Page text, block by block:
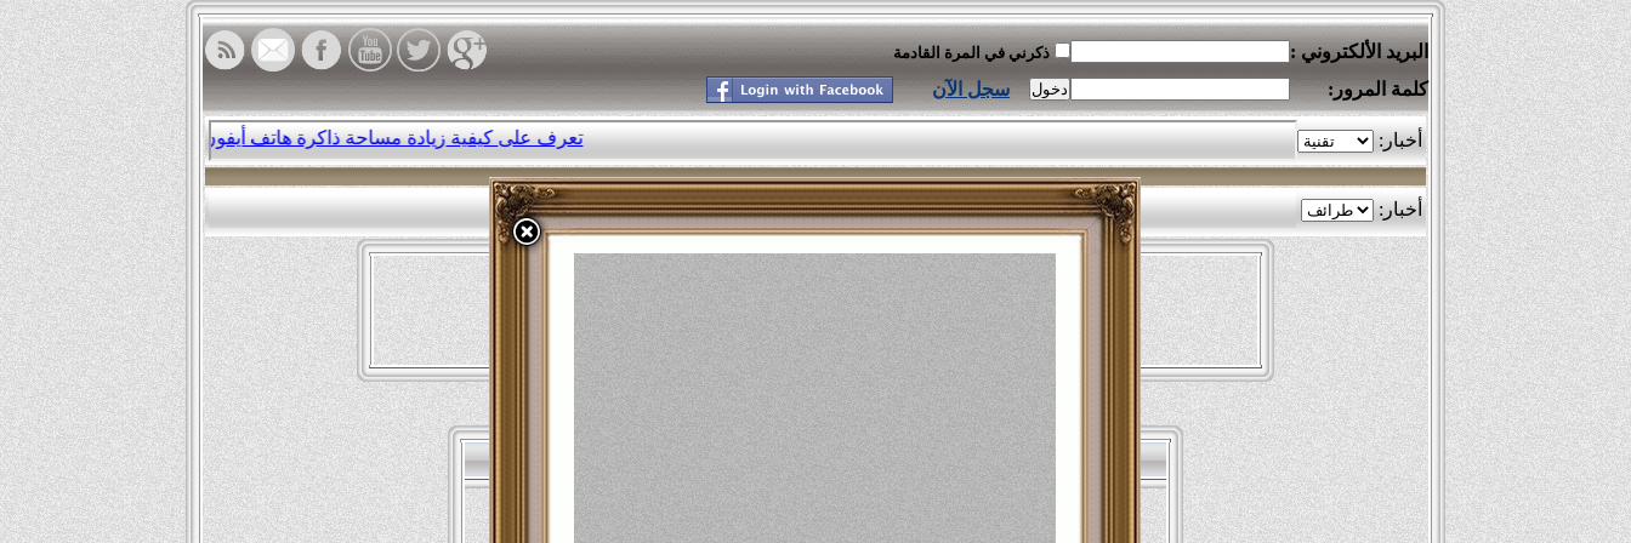
البريد الألكتروني : ذكرني في المرة القادمة
كلمة المرور: سجل الآن
موسوعة النكت